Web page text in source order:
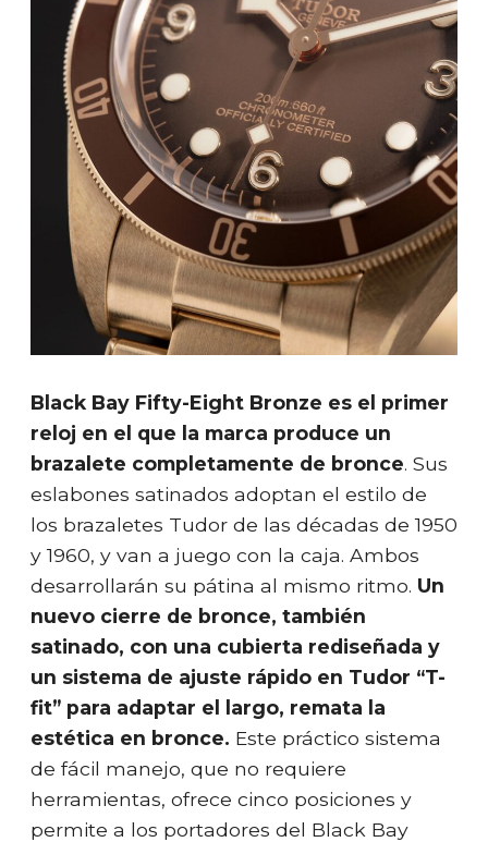
Black Bay Fifty-Eight Bronze es el primer
reloj en el que la marca produce un
brazalete completamente de bronce. Sus
eslabones satinados adoptan el estilo de
los brazaletes Tudor de las décadas de 1950
y 1960, y van a juego con la caja. Ambos
desarrollarán su pátina al mismo ritmo. Un
nuevo cierre de bronce, también
satinado, con una cubierta rediseñada y
un sistema de ajuste rápido en Tudor “T-
fit” para adaptar el largo, remata la
estética en bronce. Este práctico sistema
de fácil manejo, que no requiere
herramientas, ofrece cinco posiciones y
permite a los portadores del Black Bay